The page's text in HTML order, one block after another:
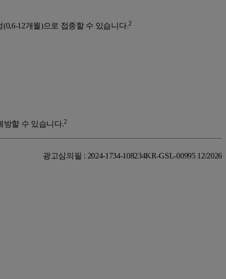
12개월)으로 접종할 수 있습니다.2
방할 수 있습니다.2
광고심의필 : 2024-1734-108234KR-GSL-00995 12/2026